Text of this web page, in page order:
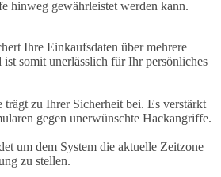
hinweg gewährleistet werden kann.
Ihre Einkaufsdaten über mehrere
somit unerlässlich für Ihr persönliches
zu Ihrer Sicherheit bei. Es verstärkt
gegen unerwünschte Hackangriffe.
um dem System die aktuelle Zeitzone
zu stellen.